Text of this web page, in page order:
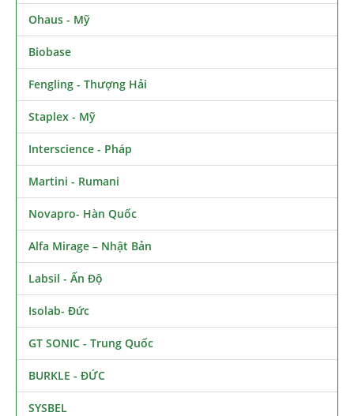
Ohaus - Mỹ
Biobase
Fengling - Thượng Hải
Staplex - Mỹ
Interscience - Pháp
Martini - Rumani
Novapro- Hàn Quốc
Alfa Mirage – Nhật Bản
Labsil - Ấn Độ
Isolab- Đức
GT SONIC - Trung Quốc
BURKLE - ĐỨC
SYSBEL